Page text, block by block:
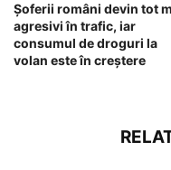
Șoferii români devin tot
agresivi în trafic, iar
consumul de droguri la
volan este în creștere